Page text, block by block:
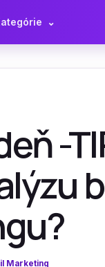
⌄
-
Marketing